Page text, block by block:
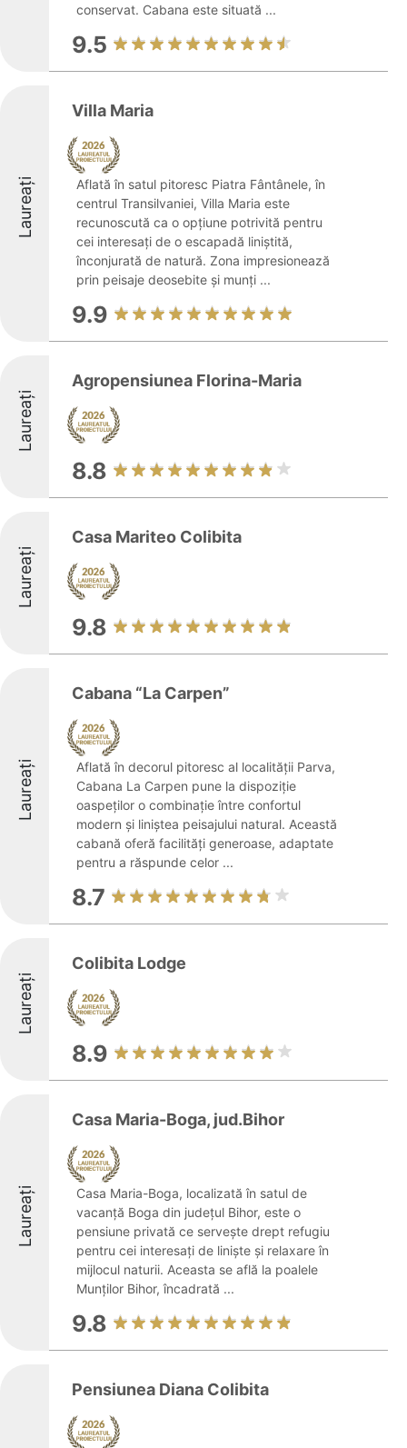
conservat. Cabana este situată ...
9.5
Laureați
Villa Maria
Aflată în satul pitoresc Piatra Fântânele, în
centrul Transilvaniei, Villa Maria este
recunoscută ca o opțiune potrivită pentru
cei interesați de o escapadă liniștită,
înconjurată de natură. Zona impresionează
prin peisaje deosebite și munți ...
9.9
Laureați
Agropensiunea Florina-Maria
8.8
Laureați
Casa Mariteo Colibita
9.8
Laureați
Cabana “La Carpen”
Aflată în decorul pitoresc al localității Parva,
Cabana La Carpen pune la dispoziție
oaspeților o combinație între confortul
modern și liniștea peisajului natural. Această
cabană oferă facilități generoase, adaptate
pentru a răspunde celor ...
8.7
Laureați
Colibita Lodge
8.9
Laureați
Casa Maria-Boga, jud.Bihor
Casa Maria-Boga, localizată în satul de
vacanță Boga din județul Bihor, este o
pensiune privată ce servește drept refugiu
pentru cei interesați de liniște și relaxare în
mijlocul naturii. Aceasta se află la poalele
Munților Bihor, încadrată ...
9.8
Pensiunea Diana Colibita